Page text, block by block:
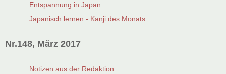
Entspannung in Japan
Japanisch lernen - Kanji des Monats
Nr.148, März 2017
Notizen aus der Redaktion